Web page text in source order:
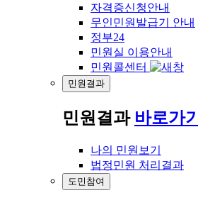
자격증신청안내
무인민원발급기 안내
정부24
민원실 이용안내
민원콜센터
민원결과
민원결과 바로가기
나의 민원보기
법정민원 처리결과
도민참여